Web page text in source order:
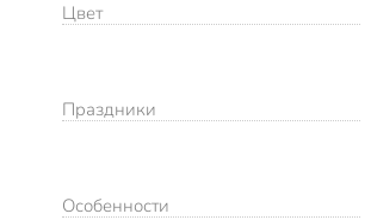
Цвет
Праздники
Особенности